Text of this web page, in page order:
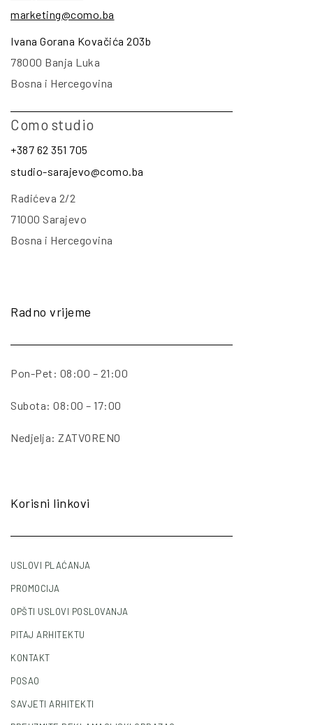
marketing@como.ba
Ivana Gorana Kovačića 203b
78000 Banja Luka
Bosna i Hercegovina
Como studio
+387 62 351 705
studio-sarajevo@como.ba
Radićeva 2/2
71000 Sarajevo
Bosna i Hercegovina
Radno vrijeme
Pon-Pet: 08:00 – 21:00
Subota: 08:00 – 17:00
Nedjelja: ZATVORENO
Korisni linkovi
USLOVI PLAĆANJA
PROMOCIJA
OPŠTI USLOVI POSLOVANJA
PITAJ ARHITEKTU
KONTAKT
POSAO
SAVJETI ARHITEKTI